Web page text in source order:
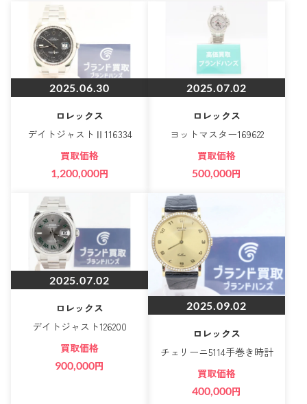
2025.06.30
ロレックス
デイトジャストⅡ116334
買取価格
1,200,000円
2025.07.02
ロレックス
ヨットマスター169622
買取価格
500,000円
2025.07.02
ロレックス
デイトジャスト126200
買取価格
900,000円
2025.09.02
ロレックス
チェリーニ5114手巻き時計
買取価格
400,000円